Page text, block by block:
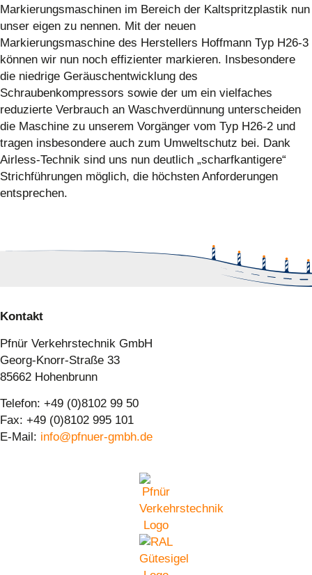
Markierungsmaschinen im Bereich der Kaltspritzplastik nun
unser eigen zu nennen. Mit der neuen
Markierungsmaschine des Herstellers Hoffmann Typ H26-3
können wir nun noch effizienter markieren. Insbesondere
die niedrige Geräuschentwicklung des
Schraubenkompressors sowie der um ein vielfaches
reduzierte Verbrauch an Waschverdünnung unterscheiden
die Maschine zu unserem Vorgänger vom Typ H26-2 und
tragen insbesondere auch zum Umweltschutz bei. Dank
Airless-Technik sind uns nun deutlich „scharfkantigere“
Strichführungen möglich, die höchsten Anforderungen
entsprechen.
Kontakt
Pfnür Verkehrstechnik GmbH
Georg-Knorr-Straße 33
85662 Hohenbrunn
Telefon: +49 (0)8102 99 50
Fax: +49 (0)8102 995 101
E-Mail: info@pfnuer-gmbh.de